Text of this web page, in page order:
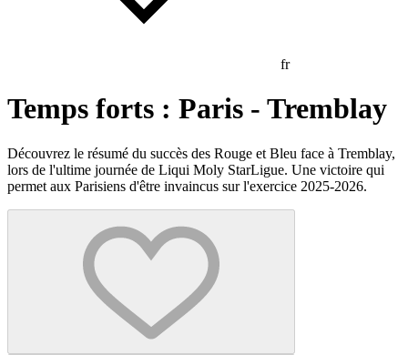
fr
Temps forts : Paris - Tremblay
Découvrez le résumé du succès des Rouge et Bleu face à Tremblay,
lors de l'ultime journée de Liqui Moly StarLigue. Une victoire qui
permet aux Parisiens d'être invaincus sur l'exercice 2025-2026.